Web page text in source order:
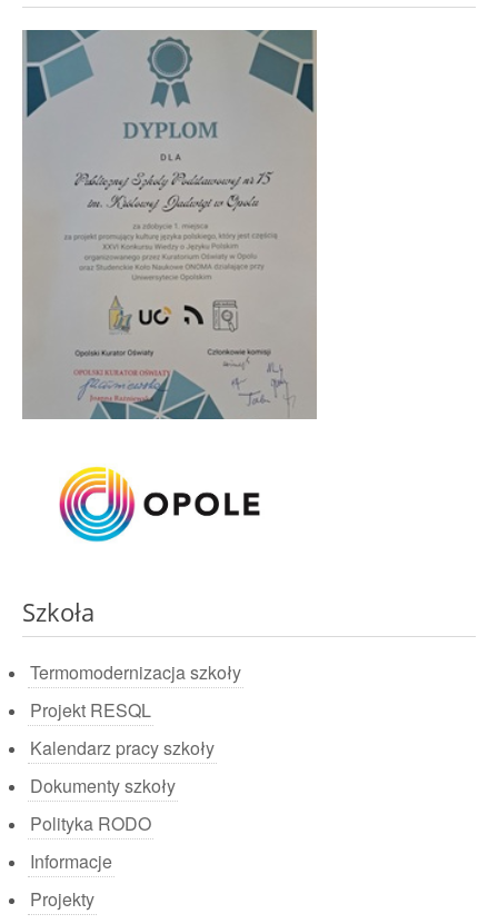
Szkoła
Termomodernizacja szkoły
Projekt RESQL
Kalendarz pracy szkoły
Dokumenty szkoły
Polityka RODO
Informacje
Projekty